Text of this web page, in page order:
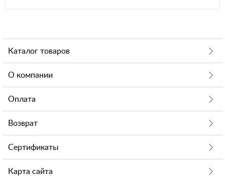
Каталог товаров
О компании
Оплата
Возврат
Сертификаты
Карта сайта